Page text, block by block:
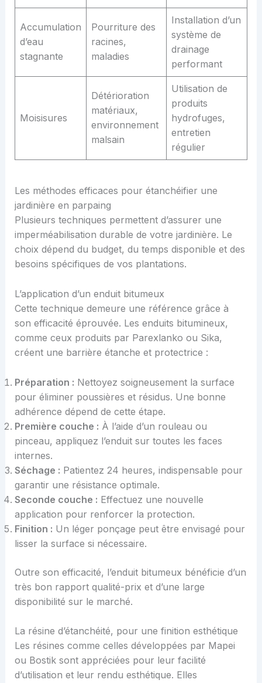
Accumulation
d’eau
stagnante
Pourriture des
racines,
maladies
Installation d’un
système de
drainage
performant
Moisisures
Détérioration
matériaux,
environnement
malsain
Utilisation de
produits
hydrofuges,
entretien
régulier
Les méthodes efficaces pour étanchéifier une
jardinière en parpaing
Plusieurs techniques permettent d’assurer une
imperméabilisation durable de votre jardinière. Le
choix dépend du budget, du temps disponible et des
besoins spécifiques de vos plantations.
L’application d’un enduit bitumeux
Cette technique demeure une référence grâce à
son efficacité éprouvée. Les enduits bitumineux,
comme ceux produits par Parexlanko ou Sika,
créent une barrière étanche et protectrice :
Préparation : Nettoyez soigneusement la surface
pour éliminer poussières et résidus. Une bonne
adhérence dépend de cette étape.
Première couche : À l’aide d’un rouleau ou
pinceau, appliquez l’enduit sur toutes les faces
internes.
Séchage : Patientez 24 heures, indispensable pour
garantir une résistance optimale.
Seconde couche : Effectuez une nouvelle
application pour renforcer la protection.
Finition : Un léger ponçage peut être envisagé pour
lisser la surface si nécessaire.
Outre son efficacité, l’enduit bitumeux bénéficie d’un
très bon rapport qualité-prix et d’une large
disponibilité sur le marché.
La résine d’étanchéité, pour une finition esthétique
Les résines comme celles développées par Mapei
ou Bostik sont appréciées pour leur facilité
d’utilisation et leur rendu esthétique. Elles